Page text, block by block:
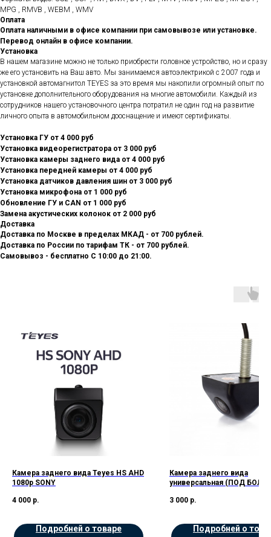
MPG , RMVB , WEBM , WMV
Оплата
Оплата наличными в офисе компании при самовывозе или установке.
Перевод онлайн в офисе компании.
Установка
В нашем магазине можно не только приобрести головное устройство, но и сразу
же его установить на Ваш авто. Мы занимаемся автоэлектрикой с 2007 года и
установкой автомагнитол TEYES за это время мы накопили огромный опыт по
установке дополнительного оборудования на многие автомобили. Каждый из
сотрудников нашего установочного центра потратил не один год на развитие
личного опыта в автомобильном дооснащение и имеют сертификаты.
Установка ГУ от 4 000 руб
Установка видеорегистратора от 3 000 руб
Установка камеры заднего вида от 4 000 руб
Установка передней камеры от 4 000 руб
Установка датчиков давления шин от 3 000 руб
Установка микрофона от 1 000 руб
Обновление ГУ и CAN от 1 000 руб
Замена акустических колонок от 2 000 руб
Доставка
Доставка по Москве в пределах МКАД - от 700 рублей.
Доставка по России по тарифам ТК - от 700 рублей.
Самовывоз - бесплатно С 10:00 до 21:00.
Камера заднего вида Teyes HS AHD
1080p SONY
4 000 р.
Подробней о товаре
Камера заднего вида
универсальная (ПОД БОЛТ)
3 000 р.
Подробней о